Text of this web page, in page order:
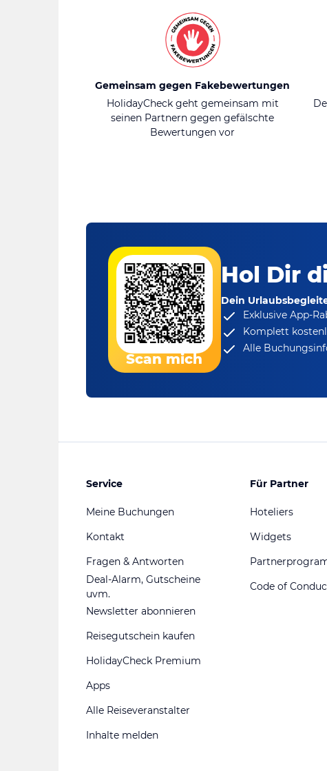
Gemeinsam gegen Fakebewertungen
HolidayCheck geht gemeinsam mit
seinen Partnern gegen gefälschte
Bewertungen vor
Scan mich
Hol Dir
Dein
Exklusive App-
Komplett
Alle
Service
Meine Buchungen
Kontakt
Fragen & Antworten
Deal-Alarm, Gutscheine
uvm.
Newsletter abonnieren
Reisegutschein kaufen
HolidayCheck Premium
Apps
Alle Reiseveranstalter
Inhalte melden
Für Partner
Hoteliers
Widgets
Code of